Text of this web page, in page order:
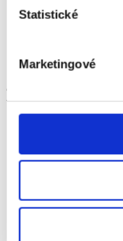
Statistické
Marketingové
MHF ČK je
a držitelem
© Mezinárodní
Všechna práva